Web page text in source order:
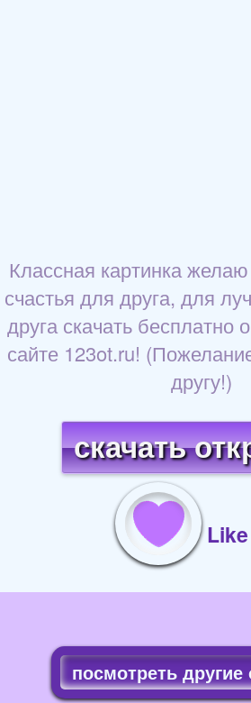
Классная картинка
счастья для друга, для
друга скачать бесплатно
сайте 123ot.ru!
другу!)
скачать
посмотреть другие